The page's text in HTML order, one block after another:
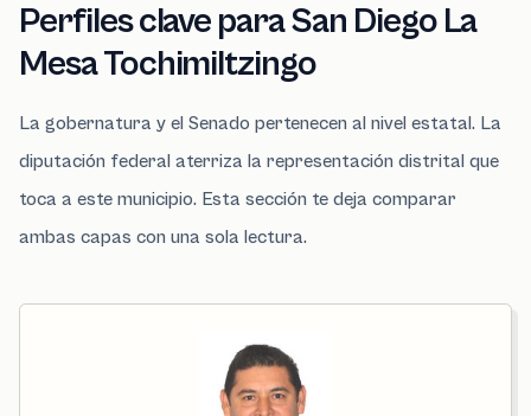
Perfiles clave para San Diego La
Mesa Tochimiltzingo
La gobernatura y el Senado pertenecen al nivel estatal. La
diputación federal aterriza la representación distrital que
toca a este municipio. Esta sección te deja comparar
ambas capas con una sola lectura.